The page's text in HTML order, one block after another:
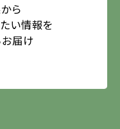
ら
い情報を
届け